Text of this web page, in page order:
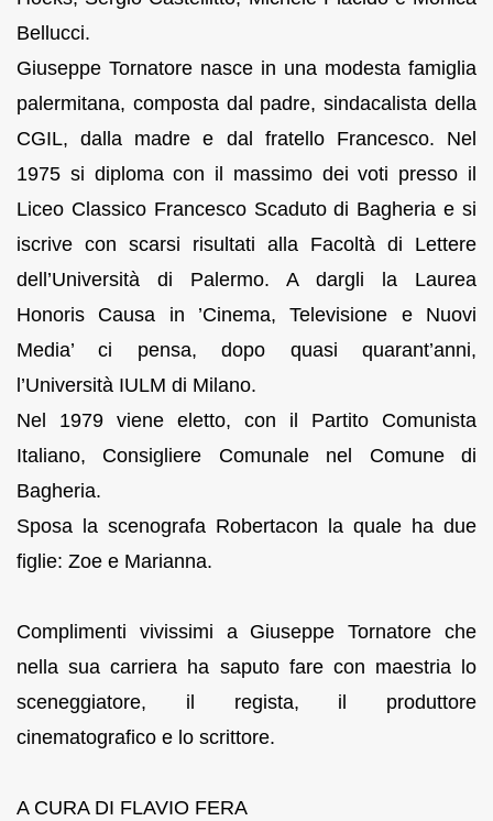
Bellucci.
Giuseppe Tornatore nasce in una modesta famiglia
palermitana, composta dal padre, sindacalista della
CGIL, dalla madre e dal fratello Francesco. Nel
1975 si diploma con il massimo dei voti presso il
Liceo Classico Francesco Scaduto di Bagheria e si
iscrive con scarsi risultati alla Facoltà di Lettere
dell’Università di Palermo. A dargli la Laurea
Honoris Causa in ’Cinema, Televisione e Nuovi
Media’ ci pensa, dopo quasi quarant’anni,
l’Università IULM di Milano.
Nel 1979 viene eletto, con il Partito Comunista
Italiano, Consigliere Comunale nel Comune di
Bagheria.
Sposa la scenografa Robertacon la quale ha due
figlie: Zoe e Marianna.
Complimenti vivissimi a Giuseppe Tornatore che
nella sua carriera ha saputo fare con maestria lo
sceneggiatore, il regista, il produttore
cinematografico e lo scrittore.
A CURA DI FLAVIO FERA